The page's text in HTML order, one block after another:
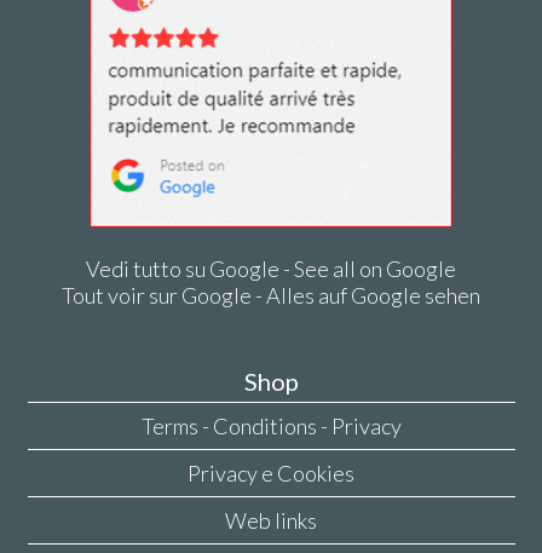
Vedi tutto su Google - See all on Google
Tout voir sur Google - Alles auf Google sehen
Shop
Terms - Conditions - Privacy
Privacy e Cookies
Web links